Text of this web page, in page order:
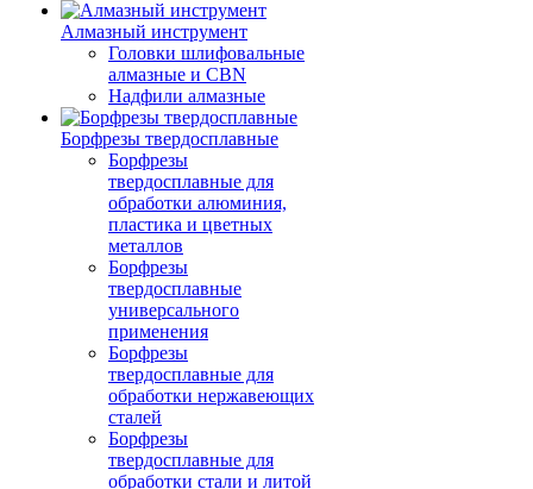
Алмазный инструмент
Головки шлифовальные
алмазные и CBN
Надфили алмазные
Борфрезы твердосплавные
Борфрезы
твердосплавные для
обработки алюминия,
пластика и цветных
металлов
Борфрезы
твердосплавные
универсального
применения
Борфрезы
твердосплавные для
обработки нержавеющих
сталей
Борфрезы
твердосплавные для
обработки стали и литой